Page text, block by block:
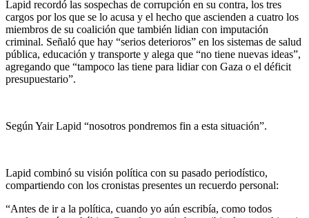
Lapid recordó las sospechas de corrupción en su contra, los tres
cargos por los que se lo acusa y el hecho que ascienden a cuatro los
miembros de su coalición que también lidian con imputación
criminal. Señaló que hay “serios deterioros” en los sistemas de salud
pública, educación y transporte y alega que “no tiene nuevas ideas”,
agregando que “tampoco las tiene para lidiar con Gaza o el déficit
presupuestario”.
Según Yair Lapid “nosotros pondremos fin a esta situación”.
Lapid combinó su visión política con su pasado periodístico,
compartiendo con los cronistas presentes un recuerdo personal:
“Antes de ir a la política, cuando yo aún escribía, como todos